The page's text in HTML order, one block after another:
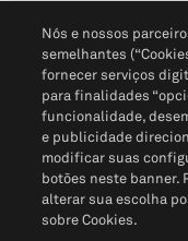
Política de Privacidade
Não Venda Minhas
Nós e nossos
semelhantes
fornecer serviços
para finalidades
funcionalidade,
e publicidade
modificar suas
botões neste banner.
alterar sua escolha
sobre Cookies.